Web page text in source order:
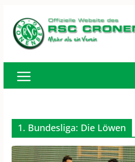
Inhalt
springen
1. Bundesliga: Die Löwen